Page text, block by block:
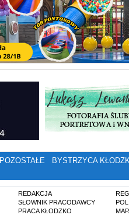
POZOSTAŁE BYSTRZYCA
REDAKCJA
SŁOWNIK PRACODAWCY
PRACA KŁODZKO